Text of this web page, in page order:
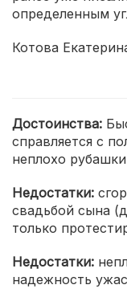
определенным
Котова
Достоинства:
справляется с
неплохо
Недостатки:
свадьбой сына
только
Недостатки:
надежность ужас